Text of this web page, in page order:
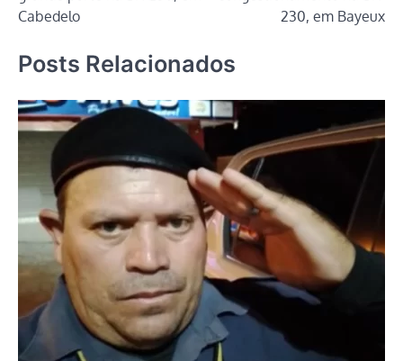
Cabedelo
230, em Bayeux
Posts Relacionados